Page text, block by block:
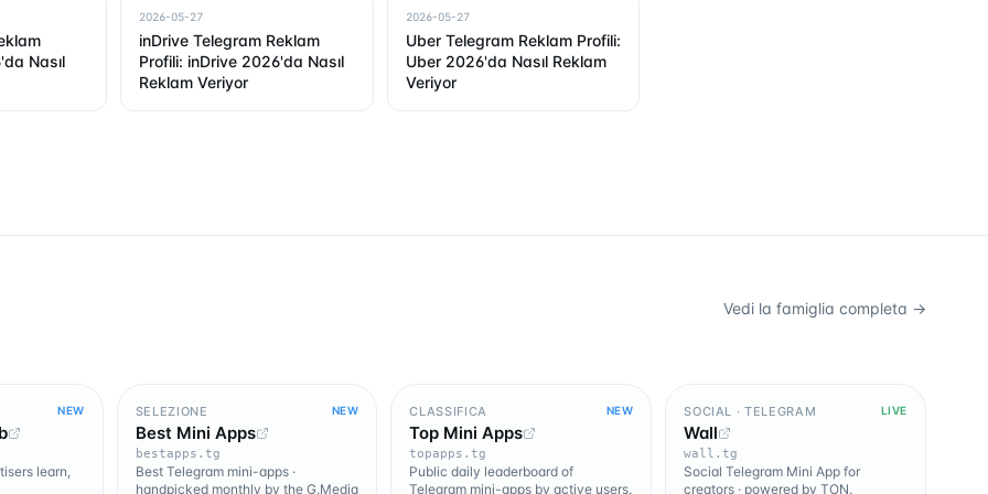
Nasıl
2026-05-27
inDrive Telegram Reklam
Profili: inDrive 2026'da Nasıl
Reklam Veriyor
2026-05-27
Uber Telegram Reklam Profili:
Uber 2026'da Nasıl Reklam
Veriyor
Vedi la famiglia completa →
NEW
learn,
SELEZIONE NEW
Best Mini Apps
bestapps.tg
Best Telegram mini-apps ·
handpicked monthly by the G.Media
CLASSIFICA NEW
Top Mini Apps
topapps.tg
Public daily leaderboard of
Telegram mini-apps by active users.
SOCIAL · TELEGRAM LIVE
Wall
wall.tg
Social Telegram Mini App for
creators · powered by TON.